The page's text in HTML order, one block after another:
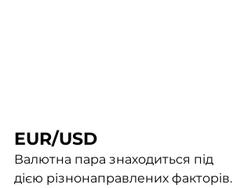
EUR/USD
Валютна пара знаходиться під
дією різнонаправлених факторів.